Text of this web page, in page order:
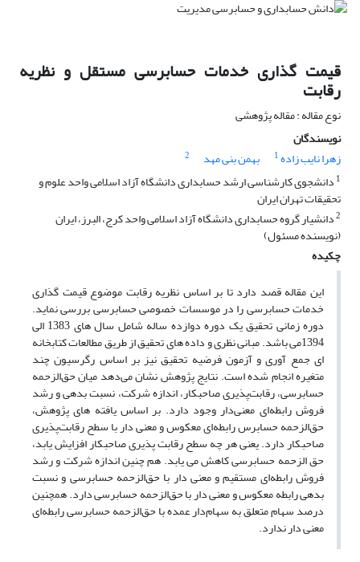
قیمت گذاری خدمات حسابرسی مستقل و نظریه
رقابت
نوع مقاله : مقاله پژوهشی
نویسندگان
زهرا نایب زاده1 بهمن بنی مهد
2
1 دانشجوی کارشناسی ارشد حسابداری دانشگاه آزاد اسلامی واحد علوم و
تحقیقات تهران ایران
2دانشیار گروه حسابداری دانشگاه آزاد اسلامی واحد کرج، البرز، ایران
(نویسنده مسئول)
چکیده
این مقاله قصد دارد تا بر اساس نظریه رقابت موضوع قیمت گذاری
خدمات حسابرسی را در موسسات خصوصی حسابرسی بررسی نماید.
دوره زمانی تحقیق یک دوره دوازده ساله شامل سال های 1383 الی
1394می باشد. مبانی نظری و داده های تحقیق از طریق مطالعات کتابخانه
ای جمع آوری و آزمون فرضیه تحقیق نیز بر اساس رگرسیون چند
متغیره انجام شده است. نتایج پژوهش نشان می‌دهد میان حق‌الزحمه
حسابرسی، رقابت‌پذیری صاحبکار، اندازه شرکت، نسبت بدهی و رشد
فروش رابطه‌ای معنی‌دار وجود دارد. بر اساس یافته های پژوهش،
حق‌الزحمه حسابرس رابطه‌ای معکوس و معنی دار با سطح رقابت‌پذیری
صاحبکار دارد. یعنی هر چه سطح رقابت پذیری صاحبکار افزایش یابد،
حق الزحمه حسابرسی کاهش می یابد. هم چنین اندازه شرکت و رشد
فروش رابطه‌ای مستقیم و معنی دار با حق‌الزحمه حسابرسی و نسبت
بدهی رابطه معکوس و معنی دار با حق‌الزحمه حسابرسی دارد. همچنین
درصد سهام متعلق به سهام‌دار عمده با حق‌الزحمه حسابرسی رابطه‌ای
معنی دار ندارد.